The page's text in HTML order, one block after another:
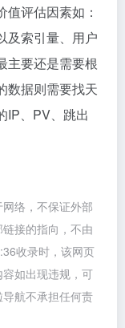
评估因素如：
及索引量、用户
主要还是需要根
数据则需要找天
IP、PV、跳出
络，不保证外部
接的指向，不由
收录时，该网页
如出现违规，可
航不承担任何责